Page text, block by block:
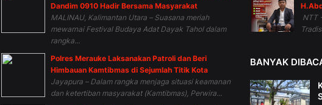
Dandim 0910 Hadir Bersama Masyarakat
MALINAU, Kalimantan Utara – Suasana meriah
mewarnai Festival Budaya Adat Dayak Tahol dalam
rangka...
Polres Merauke Laksanakan Patroli dan Beri
Himbauan Kamtibmas di Sejumlah Titik Kota
Jayapura – Dalam rangka menjaga situasi keamanan
dan ketertiban masyarakat (Kamtibmas), Perwira...
NTT
BANYAK